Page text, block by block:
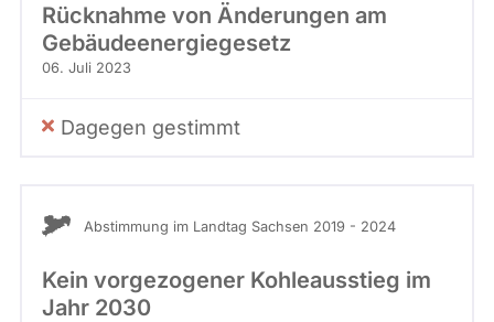
Rücknahme von Änderungen am
Gebäudeenergiegesetz
06. Juli 2023
Dagegen gestimmt
Abstimmung im Landtag Sachsen 2019 - 2024
Kein vorgezogener Kohleausstieg im
Jahr 2030